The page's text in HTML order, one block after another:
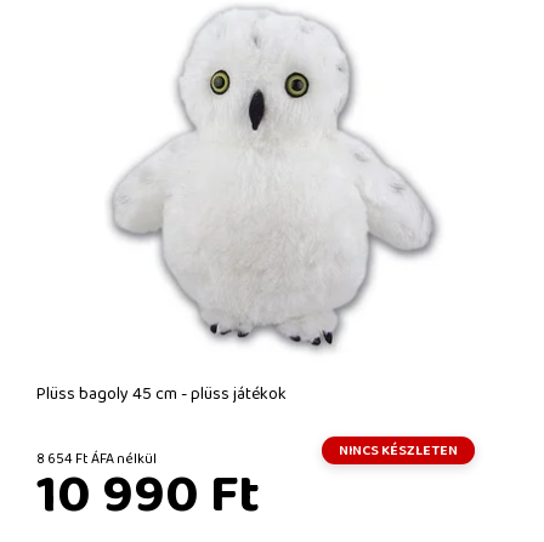
Plüss bagoly 45 cm - plüss játékok
8 654 Ft ÁFA nélkül NINCS KÉSZLETEN
10 990 Ft